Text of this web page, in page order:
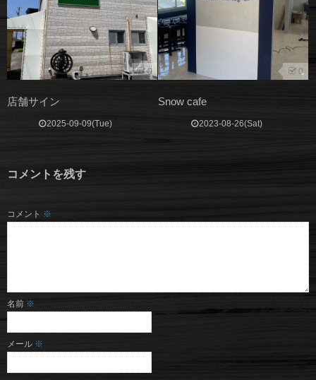
0
店舗サイン
2025-09-09(Tue)
0
Snow cafe
2023-08-26(Sat)
コメントを残す
コメント ※
名前 ※
メール ※